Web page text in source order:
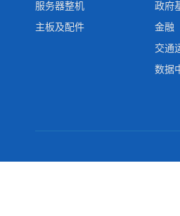
服务器整机
主板及配件
政府
金融
交通
数据